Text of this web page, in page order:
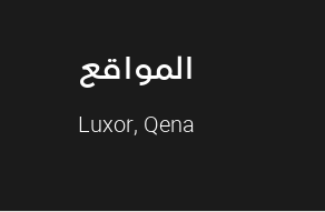
المواقع
Luxor, Qena